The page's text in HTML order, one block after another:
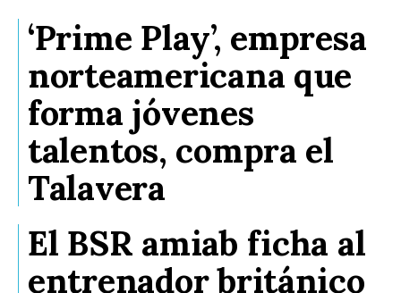
‘Prime Play’, empresa
norteamericana que
forma jóvenes
talentos, compra el
Talavera
El BSR amiab ficha al
entrenador británico